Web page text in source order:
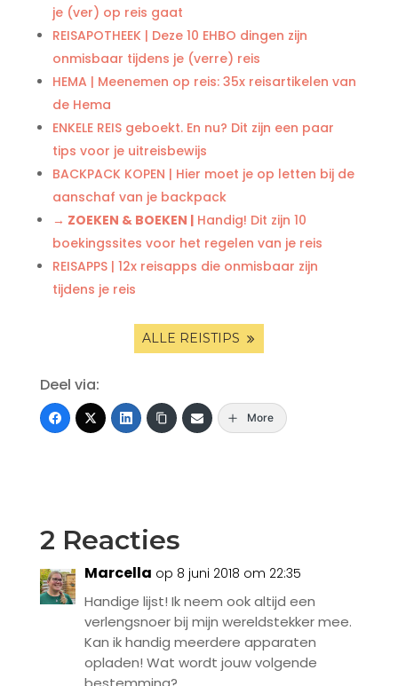
je (ver) op reis gaat
REISAPOTHEEK | Deze 10 EHBO dingen zijn
onmisbaar tijdens je (verre) reis
HEMA | Meenemen op reis: 35x reisartikelen van
de Hema
ENKELE REIS geboekt. En nu? Dit zijn een paar
tips voor je uitreisbewijs
BACKPACK KOPEN | Hier moet je op letten bij de
aanschaf van je backpack
→ ZOEKEN & BOEKEN |Handig! Dit zijn 10
boekingssites voor het regelen van je reis
REISAPPS | 12x reisapps die onmisbaar zijn
tijdens je reis
ALLE REISTIPS
Deel via:
More
2 Reacties
Marcella op 8 juni 2018 om 22:35
Handige lijst! Ik neem ook altijd een
verlengsnoer bij mijn wereldstekker mee.
Kan ik handig meerdere apparaten
opladen! Wat wordt jouw volgende